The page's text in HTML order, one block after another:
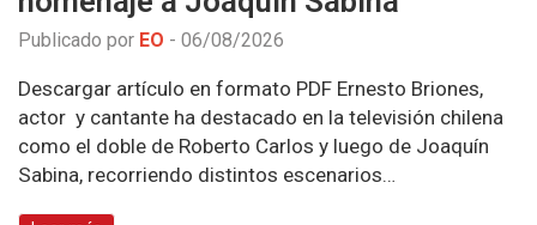
Publicado por EO - 06/08/2026
Descargar artículo en formato PDF Ernesto Briones,
actor y cantante ha destacado en la televisión chilena
como el doble de Roberto Carlos y luego de Joaquín
Sabina, recorriendo distintos escenarios…